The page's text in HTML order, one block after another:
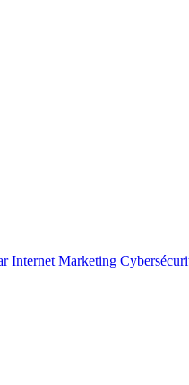
Internet Marketing